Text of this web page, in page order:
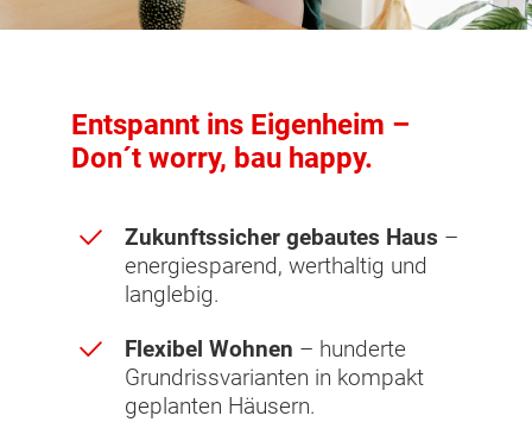
Entspannt ins Eigenheim –
Don´t worry, bau happy.
Zukunftssicher gebautes Haus –
energiesparend, werthaltig und
langlebig.
Flexibel Wohnen – hunderte
Grundrissvarianten in kompakt
geplanten Häusern.